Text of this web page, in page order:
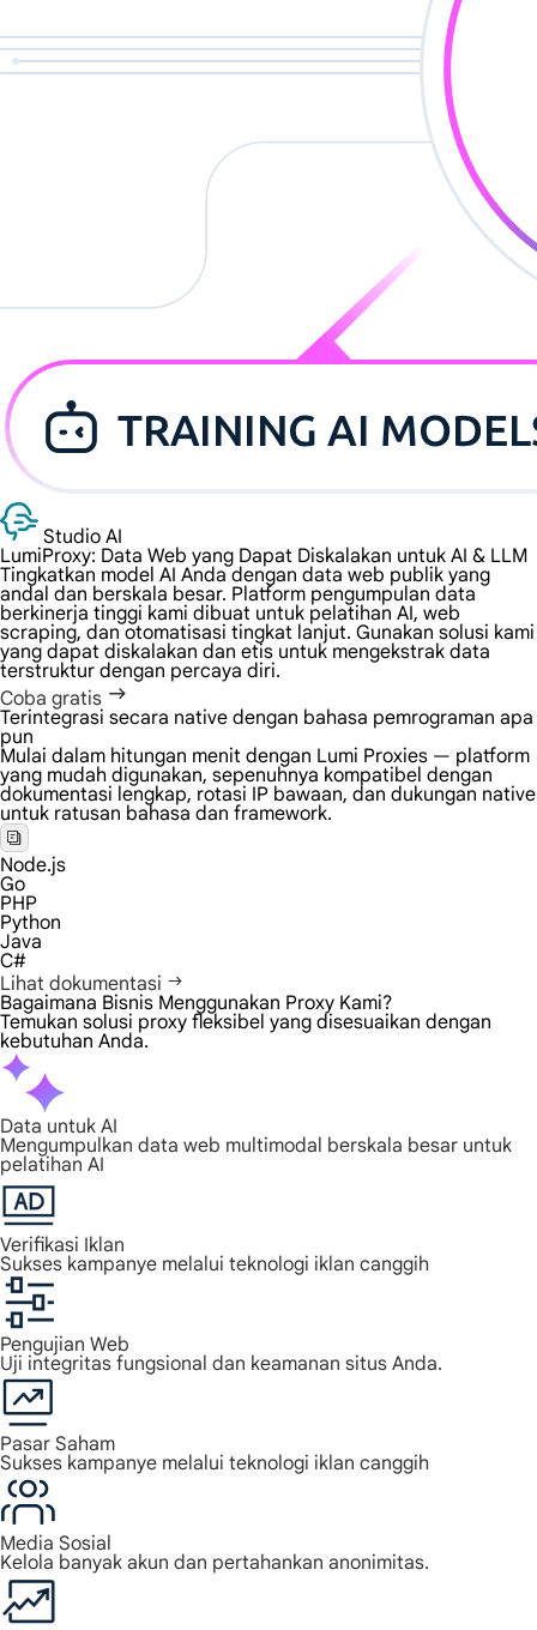
Studio AI
LumiProxy: Data Web yang Dapat Diskalakan untuk AI & LLM
Tingkatkan model AI Anda dengan data web publik yang
andal dan berskala besar. Platform pengumpulan data
berkinerja tinggi kami dibuat untuk pelatihan AI, web
scraping, dan otomatisasi tingkat lanjut. Gunakan solusi kami
yang dapat diskalakan dan etis untuk mengekstrak data
terstruktur dengan percaya diri.
Coba gratis
Terintegrasi secara native dengan bahasa pemrograman apa
pun
Mulai dalam hitungan menit dengan Lumi Proxies — platform
yang mudah digunakan, sepenuhnya kompatibel dengan
dokumentasi lengkap, rotasi IP bawaan, dan dukungan native
untuk ratusan bahasa dan framework.
Node.js
Go
PHP
Python
Java
C#
Lihat dokumentasi
Bagaimana Bisnis Menggunakan Proxy Kami?
Temukan solusi proxy fleksibel yang disesuaikan dengan
kebutuhan Anda.
Data untuk AI
Mengumpulkan data web multimodal berskala besar untuk
pelatihan AI
Verifikasi Iklan
Sukses kampanye melalui teknologi iklan canggih
Pengujian Web
Uji integritas fungsional dan keamanan situs Anda.
Pasar Saham
Sukses kampanye melalui teknologi iklan canggih
Media Sosial
Kelola banyak akun dan pertahankan anonimitas.